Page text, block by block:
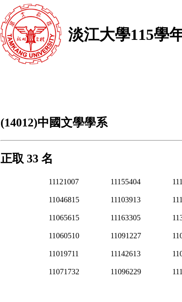
淡江大學115學
(14012)中國文學學系
正取 33 名
11121007 11155404
11046815 11103913
11065615 11163305
11060510 11091227
11019711 11142613
11071732 11096229